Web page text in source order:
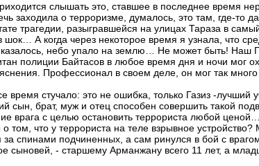
слышать это, ставшее в последнее время
заходила о терроризме, думалось, это там, где-то
трагедии, разыгравшейся на улицах Тараза в
шок… А когда через некоторое время я узнала, что
небо упало на землю… Не может быть! Наш
полиции Байтасов в любое время дня и ночи мог
Профессионал в своем деле, он мог так
время стучало: это не ошибка, только Газиз -лучший
сын, брат, муж и отец способен совершить такой
врага с целью остановить террориста любой ценой…
том, что у террориста на теле взрывное
за спинами подчиненных, а сам ринулся в бой с
сыновей, - старшему Арманжану всего 11 лет, а